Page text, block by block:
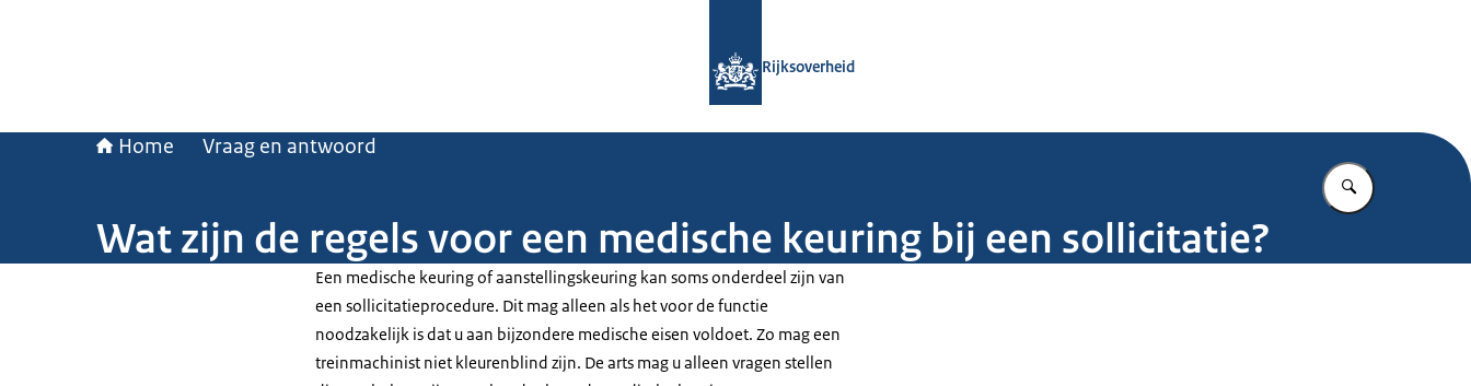
Rijksoverheid
Home Vraag en antwoord
Vul in wat u
Wat zijn de regels voor een medische keuring bij een sollicitatie?
Een medische keuring of aanstellingskeuring kan soms onderdeel zijn van
een sollicitatieprocedure. Dit mag alleen als het voor de functie
noodzakelijk is dat u aan bijzondere medische eisen voldoet. Zo mag een
treinmachinist niet kleurenblind zijn. De arts mag u alleen vragen stellen